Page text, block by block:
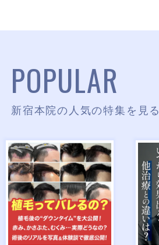
POPULAR
新宿本院の人気の特集を見る